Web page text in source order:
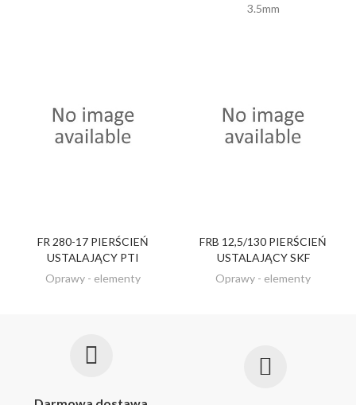
3.5mm
ZOBACZ
FR 280-17 PIERŚCIEŃ
USTALAJĄCY PTI
Oprawy - elementy
ZOBACZ
FRB 12,5/130 PIERŚCIEŃ
USTALAJĄCY SKF
Oprawy - elementy